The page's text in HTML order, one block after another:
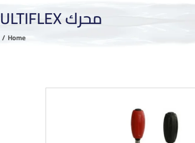
محرك MULTIFLEX ذراع تحكم واحد
Home